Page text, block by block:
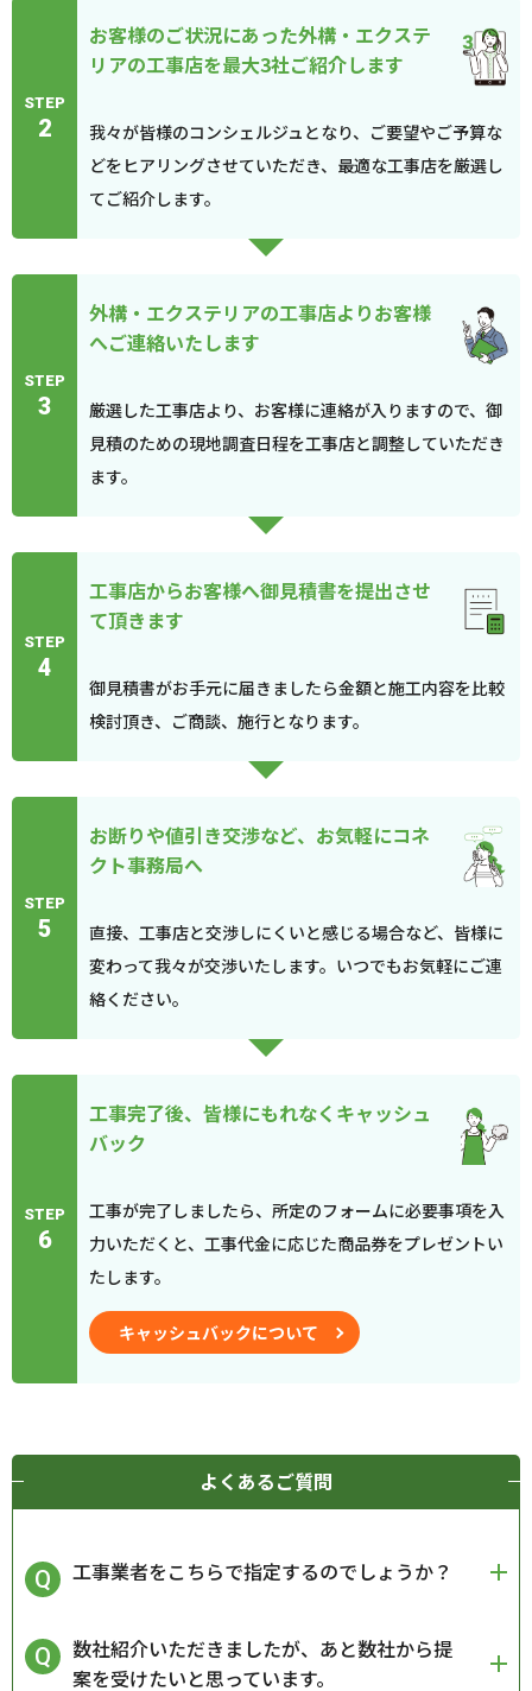
STEP
2
お客様のご状況にあった外構・エクステ
リアの工事店を最大3社ご紹介します
我々が皆様のコンシェルジュとなり、ご要望やご予算な
どをヒアリングさせていただき、最適な工事店を厳選し
てご紹介します。
STEP
3
外構・エクステリアの工事店よりお客様
へご連絡いたします
厳選した工事店より、お客様に連絡が入りますので、御
見積のための現地調査日程を工事店と調整していただき
ます。
STEP
4
工事店からお客様へ御見積書を提出させ
て頂きます
御見積書がお手元に届きましたら金額と施工内容を比較
検討頂き、ご商談、施行となります。
STEP
5
お断りや値引き交渉など、お気軽にコネ
クト事務局へ
直接、工事店と交渉しにくいと感じる場合など、皆様に
変わって我々が交渉いたします。いつでもお気軽にご連
絡ください。
STEP
6
工事完了後、皆様にもれなくキャッシュ
バック
工事が完了しましたら、所定のフォームに必要事項を入
力いただくと、工事代金に応じた商品券をプレゼントい
たします。
キャッシュバックについて
よくあるご質問
工事業者をこちらで指定するのでしょうか？
数社紹介いただきましたが、あと数社から提
案を受けたいと思っています。